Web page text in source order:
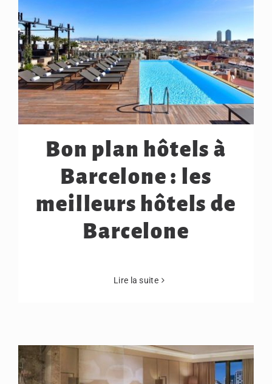
Bon plan hôtels à
Barcelone : les
meilleurs hôtels de
Barcelone
Lire la suite